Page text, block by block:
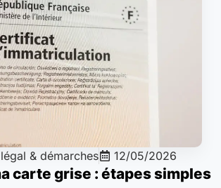
& démarches 12/05/2026
carte grise : étapes simples